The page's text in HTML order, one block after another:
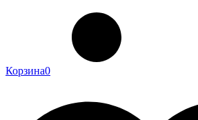
Корзина0